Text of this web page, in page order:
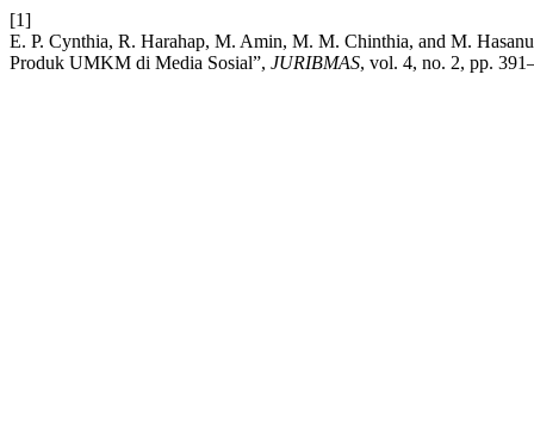
[1]
E. P. Cynthia, R. Harahap, M. Amin, M. M. Chinthia, and M.
Produk UMKM di Media Sosial”, JURIBMAS, vol. 4, no. 2, pp.